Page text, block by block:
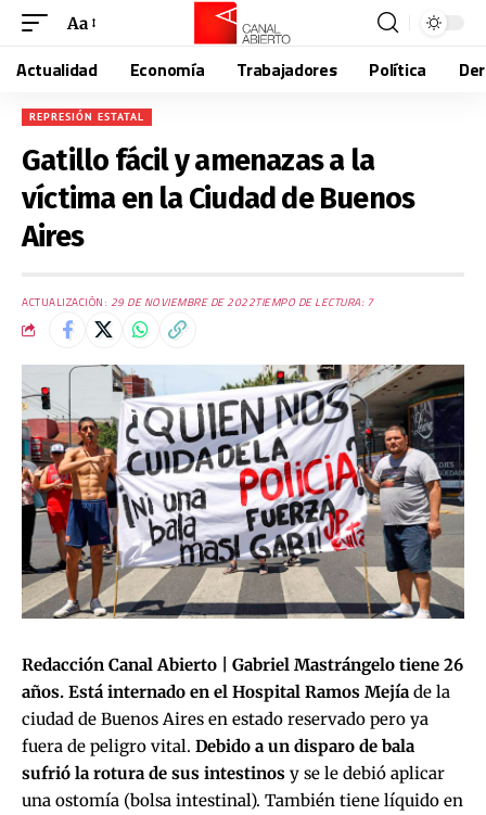
Aa
Actualidad Economía Trabajadores Política
REPRESIÓN ESTATAL
Gatillo fácil y amenazas a la
víctima en la Ciudad de Buenos
Aires
ACTUALIZACIÓN: 29 DE NOVIEMBRE DE 2022TIEMPO DE LECTURA: 7
Redacción Canal Abierto | Gabriel Mastrángelo tiene 26
años. Está internado en el Hospital Ramos Mejía de la
ciudad de Buenos Aires en estado reservado pero ya
fuera de peligro vital. Debido a un disparo de bala
sufrió la rotura de sus intestinos y se le debió aplicar
una ostomía (bolsa intestinal). También tiene líquido en